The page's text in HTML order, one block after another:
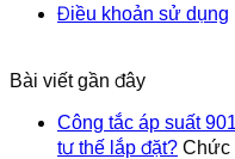
Điều khoản sử dụng
Bài viết gần đây
Công tắc áp suất
tư thế lắp đặt? Chức